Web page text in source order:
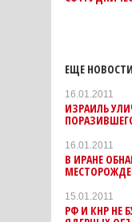
ЕЩЕ
16.01.2011
ИЗРАИЛЬ
16.01.2011
В ИРАНЕ
15.01.2011
РФ И КНР НЕ